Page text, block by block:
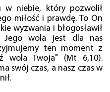
w niebie, który pozwolił
miłość i prawdę. To On
wyzwania i błogosławił
Jego wola jest dla nas
ten moment z
wola Twoja" (Mt 6,10).
swój czas, a nasz czas w